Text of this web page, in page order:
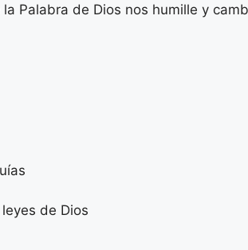
Palabra de Dios nos humille y
de Dios